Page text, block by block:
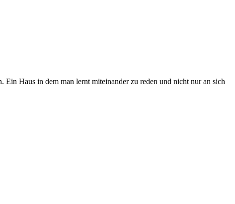
Ein Haus in dem man lernt miteinander zu reden und nicht nur an sich